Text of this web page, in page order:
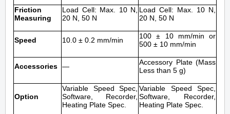
Friction
Measuring
Load Cell: Max. 10 N,
20 N, 50 N
Load Cell: Max. 10 N,
20 N, 50 N
Speed 10.0 ± 0.2 mm/min
100 ± 10 mm/min or
500 ± 10 mm/min
Accessories ―
Accessory Plate (Mass
Less than 5 g)
Option
Variable Speed Spec,
Software, Recorder,
Heating Plate Spec.
Variable Speed Spec,
Software, Recorder,
Heating Plate Spec.